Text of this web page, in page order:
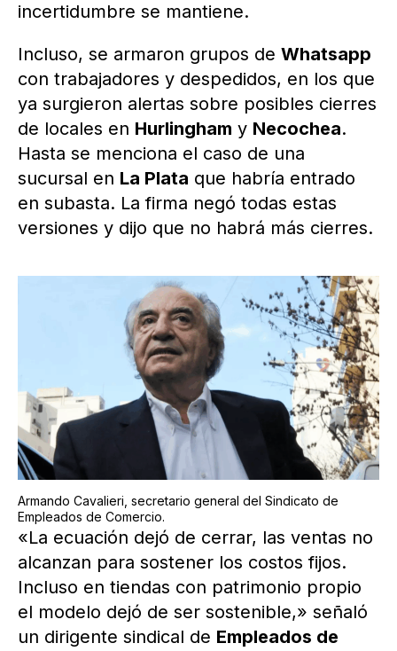
incertidumbre se mantiene.
Incluso, se armaron grupos de Whatsapp
con trabajadores y despedidos, en los que
ya surgieron alertas sobre posibles cierres
de locales en Hurlingham y Necochea.
Hasta se menciona el caso de una
sucursal en La Plata que habría entrado
en subasta. La firma negó todas estas
versiones y dijo que no habrá más cierres.
Armando Cavalieri, secretario general del Sindicato de
Empleados de Comercio.
«La ecuación dejó de cerrar, las ventas no
alcanzan para sostener los costos fijos.
Incluso en tiendas con patrimonio propio
el modelo dejó de ser sostenible,» señaló
un dirigente sindical de Empleados de